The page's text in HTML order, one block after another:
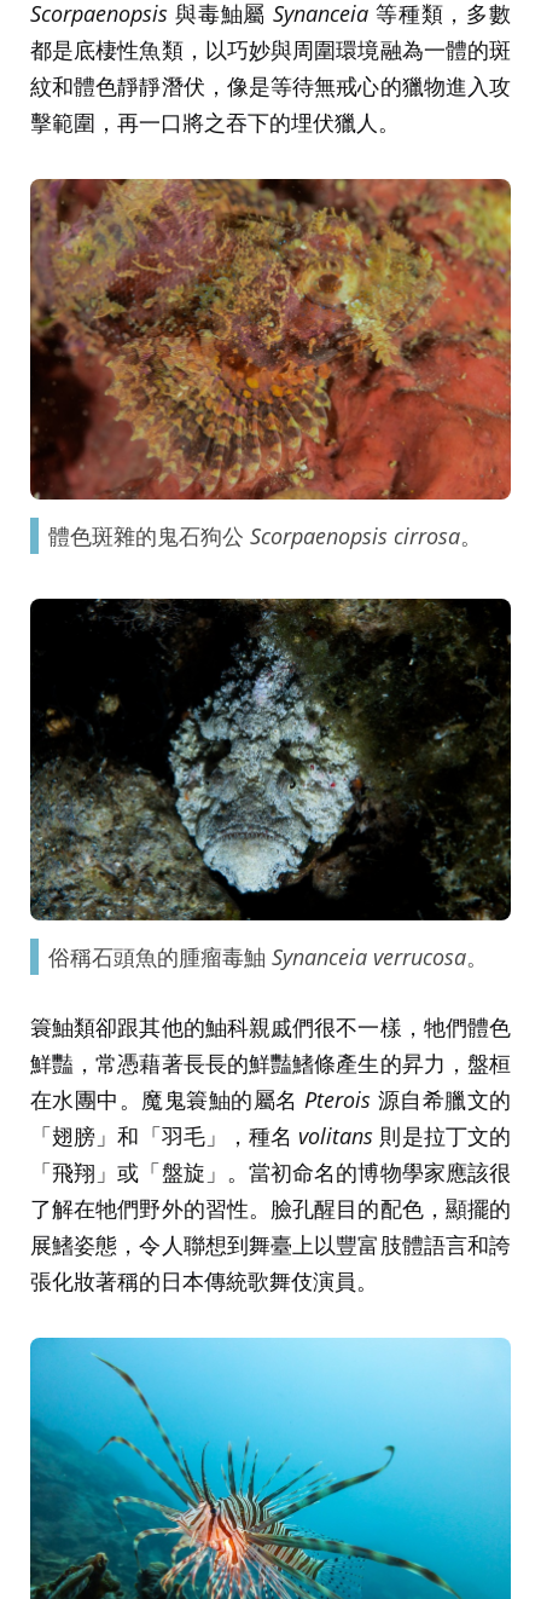
Scorpaenopsis 與毒鮋屬 Synanceia 等種類，多數
都是底棲性魚類，以巧妙與周圍環境融為一體的斑
紋和體色靜靜潛伏，像是等待無戒心的獵物進入攻
擊範圍，再一口將之吞下的埋伏獵人。
體色斑雜的鬼石狗公 Scorpaenopsis cirrosa。
俗稱石頭魚的腫瘤毒鮋 Synanceia verrucosa。
簑鮋類卻跟其他的鮋科親戚們很不一樣，牠們體色
鮮豔，常憑藉著長長的鮮豔鰭條產生的昇力，盤桓
在水團中。魔鬼簑鮋的屬名 Pterois 源自希臘文的
「翅膀」和「羽毛」，種名 volitans 則是拉丁文的
「飛翔」或「盤旋」。當初命名的博物學家應該很
了解在牠們野外的習性。臉孔醒目的配色，顯擺的
展鰭姿態，令人聯想到舞臺上以豐富肢體語言和誇
張化妝著稱的日本傳統歌舞伎演員。